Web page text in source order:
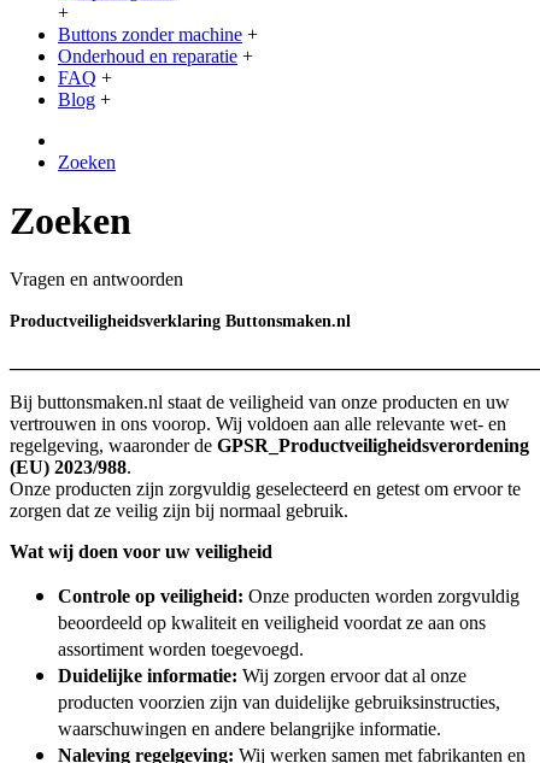
+
Buttons zonder machine +
Onderhoud en reparatie +
FAQ +
Blog +
Zoeken
Zoeken
Vragen en antwoorden
Productveiligheidsverklaring Buttonsmaken.nl
Bij buttonsmaken.nl staat de veiligheid van onze producten en uw
vertrouwen in ons voorop. Wij voldoen aan alle relevante wet- en
regelgeving, waaronder de GPSR_Productveiligheidsverordening
(EU) 2023/988.
Onze producten zijn zorgvuldig geselecteerd en getest om ervoor te
zorgen dat ze veilig zijn bij normaal gebruik.
Wat wij doen voor uw veiligheid
Controle op veiligheid: Onze producten worden zorgvuldig
beoordeeld op kwaliteit en veiligheid voordat ze aan ons
assortiment worden toegevoegd.
Duidelijke informatie: Wij zorgen ervoor dat al onze
producten voorzien zijn van duidelijke gebruiksinstructies,
waarschuwingen en andere belangrijke informatie.
Naleving regelgeving: Wij werken samen met fabrikanten en